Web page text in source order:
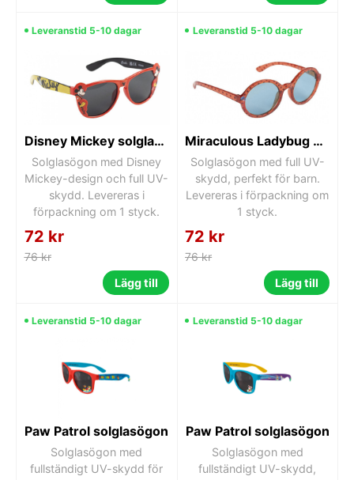
Leveranstid 5-10 dagar
Disney Mickey solglasögon
Solglasögon med Disney
Mickey-design och full UV-
skydd. Levereras i
förpackning om 1 styck.
72 kr
76 kr
Lägg till
Leveranstid 5-10 dagar
Miraculous Ladybug solglasögon
Solglasögon med full UV-
skydd, perfekt för barn.
Levereras i förpackning om
1 styck.
72 kr
76 kr
Lägg till
Leveranstid 5-10 dagar
Paw Patrol solglasögon
Solglasögon med
fullständigt UV-skydd för
Leveranstid 5-10 dagar
Paw Patrol solglasögon
Solglasögon med
fullständigt UV-skydd,